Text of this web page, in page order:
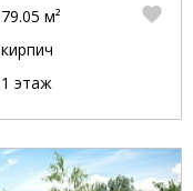
79.05 м²
кирпич
1 этаж